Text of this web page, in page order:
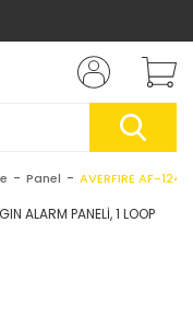
Panel AVERFIRE AF-